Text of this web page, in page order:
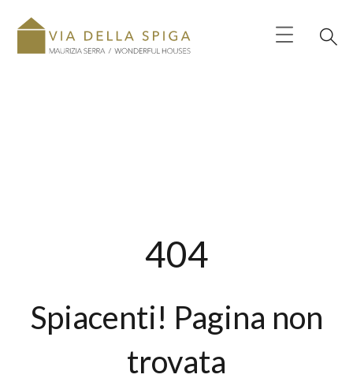
404
Spiacenti! Pagina non
trovata